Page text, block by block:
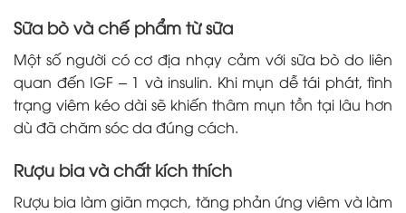
Sữa bò và chế phẩm từ sữa
Một số người có cơ địa nhạy cảm với sữa bò do liên
quan đến IGF – 1 và insulin. Khi mụn dễ tái phát, tình
trạng viêm kéo dài sẽ khiến thâm mụn tồn tại lâu hơn
dù đã chăm sóc da đúng cách.
Rượu bia và chất kích thích
Rượu bia làm giãn mạch, tăng phản ứng viêm và làm